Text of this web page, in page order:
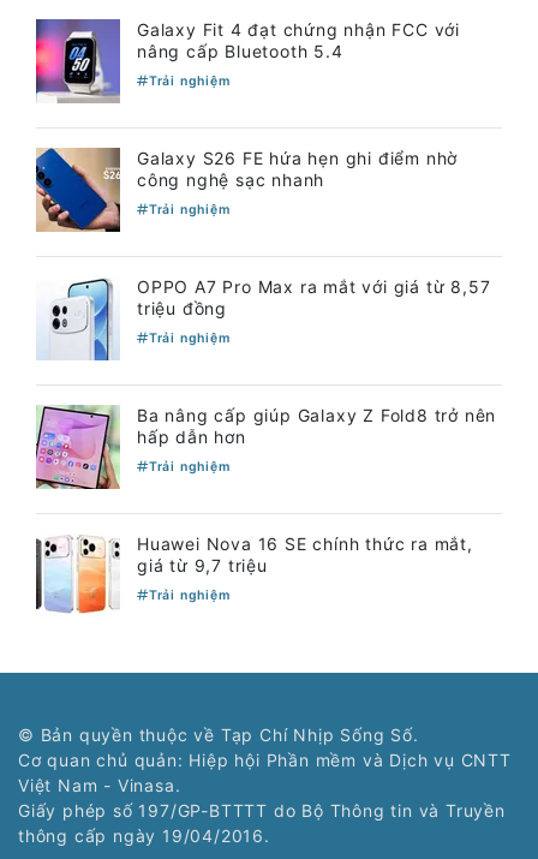
Galaxy Fit 4 đạt chứng nhận FCC với
nâng cấp Bluetooth 5.4
Trải nghiệm
Galaxy S26 FE hứa hẹn ghi điểm nhờ
công nghệ sạc nhanh
Trải nghiệm
OPPO A7 Pro Max ra mắt với giá từ 8,57
triệu đồng
Trải nghiệm
Ba nâng cấp giúp Galaxy Z Fold8 trở nên
hấp dẫn hơn
Trải nghiệm
Huawei Nova 16 SE chính thức ra mắt,
giá từ 9,7 triệu
Trải nghiệm
© Bản quyền thuộc về Tạp Chí Nhịp Sống Số.
Cơ quan chủ quản: Hiệp hội Phần mềm và Dịch vụ CNTT
Việt Nam - Vinasa.
Giấy phép số 197/GP-BTTTT do Bộ Thông tin và Truyền
thông cấp ngày 19/04/2016.